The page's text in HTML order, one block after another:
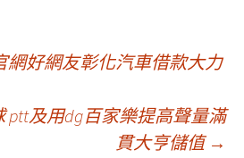
網好網友彰化汽車借款大力
ptt及用dg百家樂提高聲量滿
貫大亨儲值 →